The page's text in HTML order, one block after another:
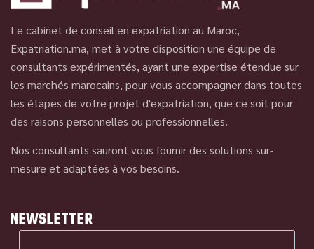
Le cabinet de conseil en expatriation au Maroc,
Expatriation.ma, met à votre disposition une équipe de
consultants expérimentés, ayant une expertise étendue sur
les marchés marocains, pour vous accompagner dans toutes
les étapes de votre projet d'expatriation, que ce soit pour
des raisons personnelles ou professionnelles.
Nos consultants sauront vous fournir des solutions sur-
mesure et adaptées à vos besoins.
NEWSLETTER